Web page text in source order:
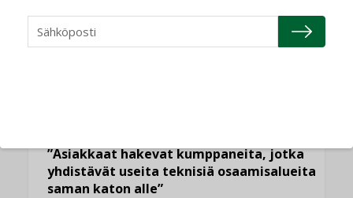
LUETUIMMAT UUTISET
Viikko Kuukausi
”Asiakkaat hakevat kumppaneita, jotka
yhdistävät useita teknisiä osaamisalueita
saman katon alle”